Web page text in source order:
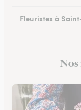
Fleuristes à
Fleuristes àNos